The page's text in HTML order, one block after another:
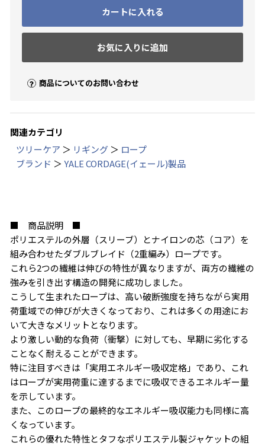
カートに入れる
お気に入りに追加
商品についてのお問い合わせ
お買い物を続ける
関連カテゴリ
ツリーケア ＞ リギング ＞ ロープ
ブランド ＞YALE CORDAGE(イェール)製品
■ 商品説明 ■
ポリエステルの外層（スリーブ）とナイロンの芯（コア）を
組み合わせたダブルブレイド（2重編み）ロープです。
これら2つの繊維は伸びの特性が異なりますが、両方の繊維の
強みを引き出す構造の開発に成功しました。
こうして生まれたロープは、高い破断強度を持ちながら実用
荷重域での伸びが大きくなっており、これは多くの用途にお
いて大きなメリットとなります。
より激しい動的な負荷（衝撃）に対しても、早期に劣化する
ことなく耐えることができます。
特に注目すべきは「実用エネルギー吸収定格」であり、これ
はロープが実用荷重に達するまでに吸収できるエネルギー量
を示しています。
また、このロープの最終的なエネルギー吸収能力も同様に高
くなっています。
これらの優れた特性とタフなポリエステル製ジャケットの組